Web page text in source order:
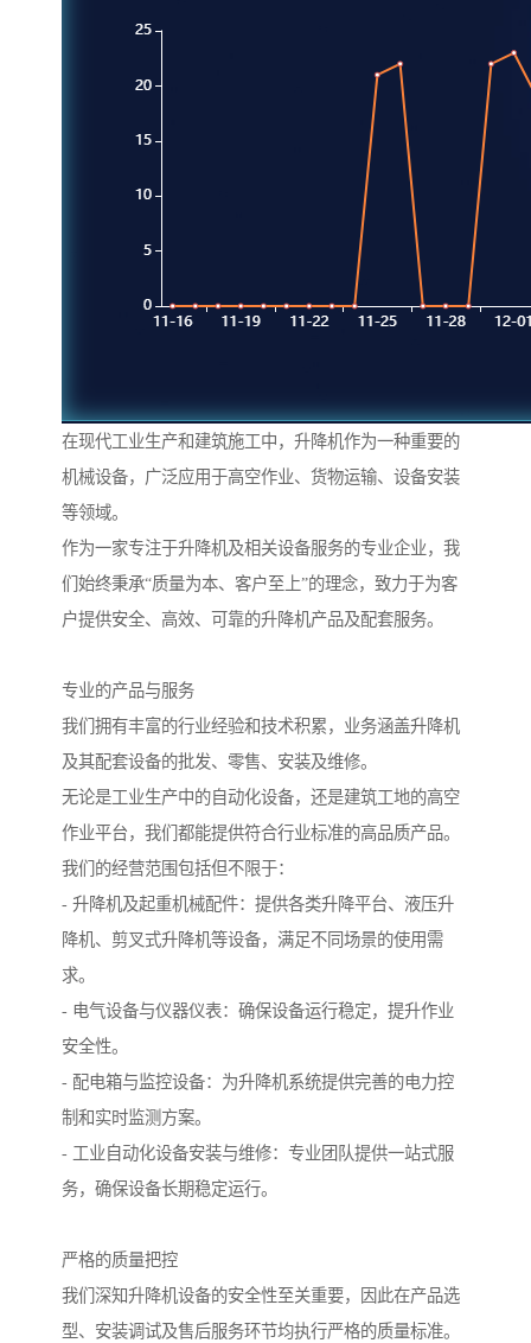
在现代工业生产和建筑施工中，升降机作为一种重要的
机械设备，广泛应用于高空作业、货物运输、设备安装
等领域。
作为一家专注于升降机及相关设备服务的专业企业，我
们始终秉承“质量为本、客户至上”的理念，致力于为客
户提供安全、高效、可靠的升降机产品及配套服务。
专业的产品与服务
我们拥有丰富的行业经验和技术积累，业务涵盖升降机
及其配套设备的批发、零售、安装及维修。
无论是工业生产中的自动化设备，还是建筑工地的高空
作业平台，我们都能提供符合行业标准的高品质产品。
我们的经营范围包括但不限于：
- 升降机及起重机械配件：提供各类升降平台、液压升
降机、剪叉式升降机等设备，满足不同场景的使用需
求。
- 电气设备与仪器仪表：确保设备运行稳定，提升作业
安全性。
- 配电箱与监控设备：为升降机系统提供完善的电力控
制和实时监测方案。
- 工业自动化设备安装与维修：专业团队提供一站式服
务，确保设备长期稳定运行。
严格的质量把控
我们深知升降机设备的安全性至关重要，因此在产品选
型、安装调试及售后服务环节均执行严格的质量标准。